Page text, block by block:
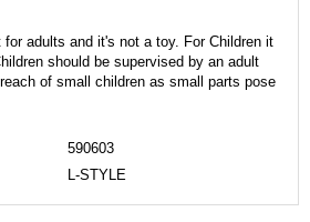
adults and it's not a toy. For Children it
should be supervised by an adult
of small children as small parts pose
590603
L-STYLE